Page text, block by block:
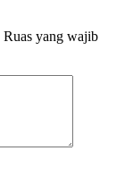
Ruas yang wajib